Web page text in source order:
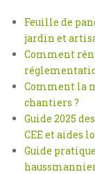
Feuille de
jardin et
Comment
Comment la
chantiers ?
Guide 2025
CEE et aides
Guide